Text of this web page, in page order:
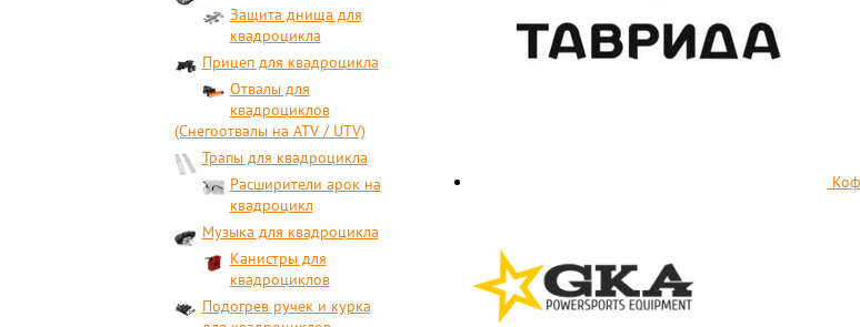
Защита днища для
квадроцикла
Прицеп для квадроцикла
Отвалы для
квадроциклов
(Снегоотвалы на ATV / UTV)
Трапы для квадроцикла
Расширители арок на
квадроцикл
Музыка для квадроцикла
Канистры для
квадроциклов
Подогрев ручек и курка